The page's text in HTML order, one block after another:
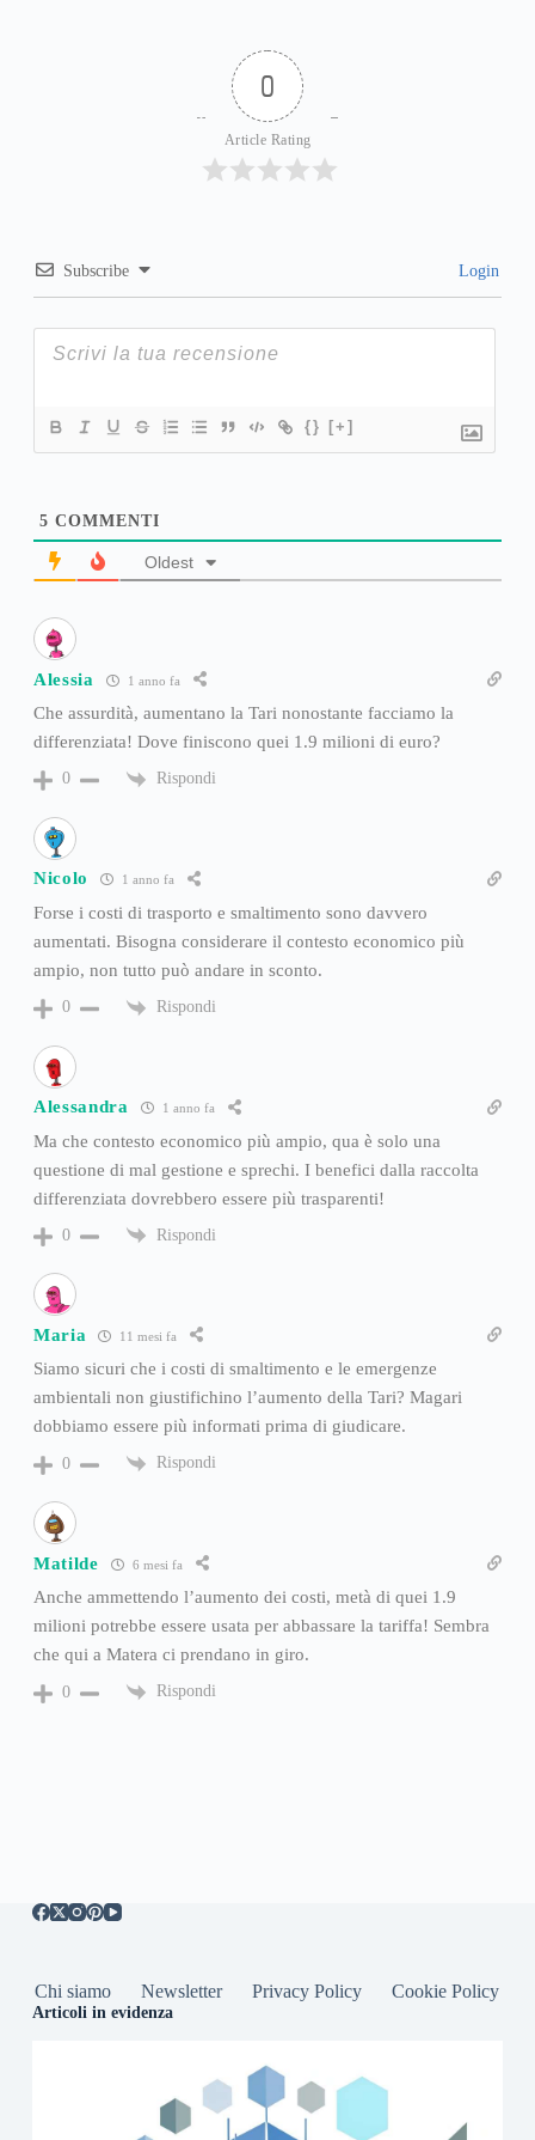
0
Article Rating
Subscribe Login
{} [+]
5 COMMENTI
Oldest
Alessia 1 anno fa
Che assurdità, aumentano la Tari nonostante facciamo la
differenziata! Dove finiscono quei 1.9 milioni di euro?
0 Rispondi
Nicolo 1 anno fa
Forse i costi di trasporto e smaltimento sono davvero
aumentati. Bisogna considerare il contesto economico più
ampio, non tutto può andare in sconto.
0 Rispondi
Alessandra 1 anno fa
Ma che contesto economico più ampio, qua è solo una
questione di mal gestione e sprechi. I benefici dalla raccolta
differenziata dovrebbero essere più trasparenti!
0 Rispondi
Maria 11 mesi fa
Siamo sicuri che i costi di smaltimento e le emergenze
ambientali non giustifichino l’aumento della Tari? Magari
dobbiamo essere più informati prima di giudicare.
0 Rispondi
Matilde 6 mesi fa
Anche ammettendo l’aumento dei costi, metà di quei 1.9
milioni potrebbe essere usata per abbassare la tariffa! Sembra
che qui a Matera ci prendano in giro.
0 Rispondi
Chi siamo Newsletter Privacy Policy Cookie Policy
Articoli in evidenza